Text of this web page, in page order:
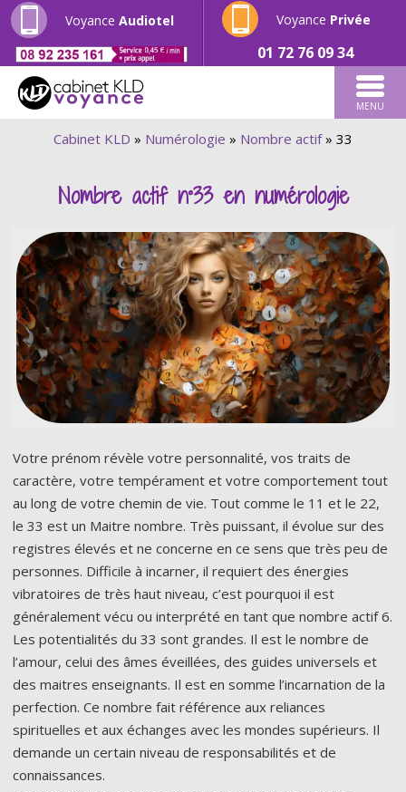
Voyance Audiotel Voyance Privée
01 72 76 09 34
MENU
Cabinet KLD » Numérologie » Nombre actif» 33
Nombre actif n°33 en numérologie
Votre prénom révèle votre personnalité, vos traits de
caractère, votre tempérament et votre comportement tout
au long de votre chemin de vie. Tout comme le 11 et le 22,
le 33 est un Maitre nombre. Très puissant, il évolue sur des
registres élevés et ne concerne en ce sens que très peu de
personnes. Difficile à incarner, il requiert des énergies
vibratoires de très haut niveau, c’est pourquoi il est
généralement vécu ou interprété en tant que nombre actif 6.
Les potentialités du 33 sont grandes. Il est le nombre de
l’amour, celui des âmes éveillées, des guides universels et
des maitres enseignants. Il est en somme l’incarnation de la
perfection. Ce nombre fait référence aux reliances
spirituelles et aux échanges avec les mondes supérieurs. Il
demande un certain niveau de responsabilités et de
connaissances.